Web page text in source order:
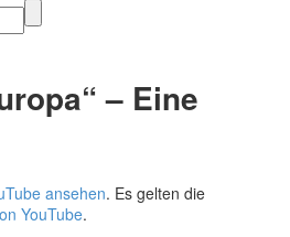
– Eine
ansehen. Es gelten die
YouTube.